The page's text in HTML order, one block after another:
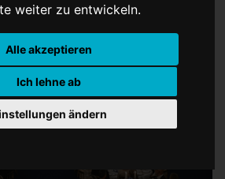
weiter zu entwickeln.
Alle akzeptieren
Ich lehne ab
ändern